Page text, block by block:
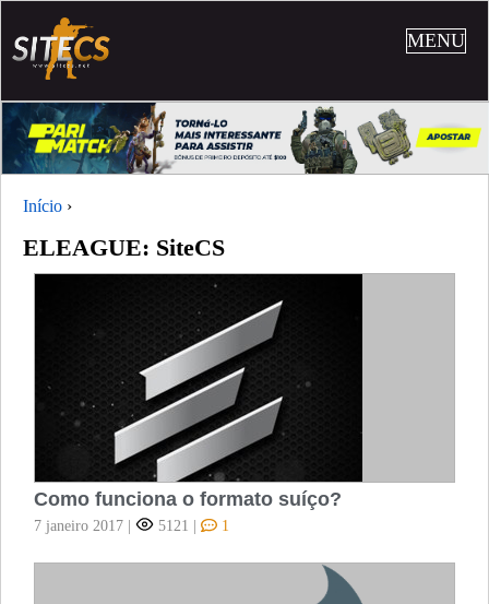
MENU
Início ›
ELEAGUE: SiteCS
Como funciona o formato suíço?
7 janeiro 2017 | 5121 | 1